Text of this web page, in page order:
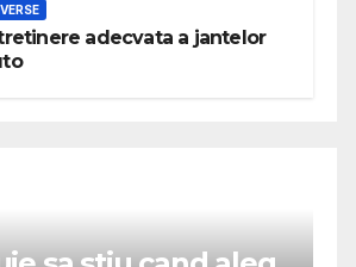
adecvata a jantelor